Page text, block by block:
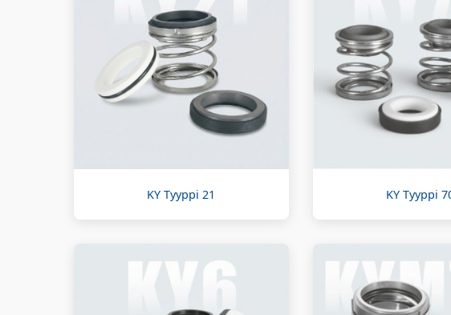
KY Tyyppi 21 KY Tyyppi